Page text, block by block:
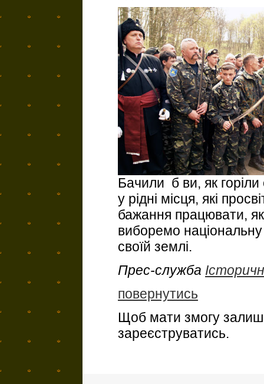
Бачили б ви, як горіли
у рідні місця, які
бажання працювати,
виборемо
своїй землі.
Прес-служба
повернутись
Щоб мати змогу
зареєструватись.